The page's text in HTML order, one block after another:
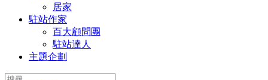
居家
駐站作家
百大顧問團
駐站達人
主題企劃